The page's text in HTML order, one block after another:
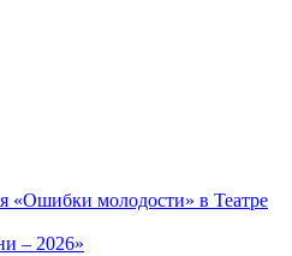
«Ошибки молодости» в Театре
– 2026»